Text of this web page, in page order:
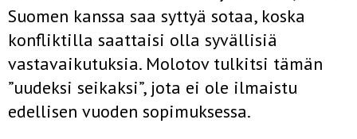
Suomen kanssa saa syttyä sotaa, koska
konfliktilla saattaisi olla syvällisiä
vastavaikutuksia. Molotov tulkitsi tämän
”uudeksi seikaksi”, jota ei ole ilmaistu
edellisen vuoden sopimuksessa.